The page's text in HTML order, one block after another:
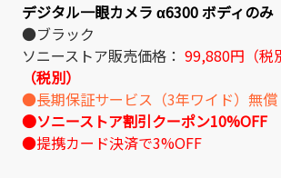
デジタル一眼カメラ α6300 ボディのみ
●ブラック
ソニーストア販売価格： 99,880円（
（税別）
●長期保証サービス（3年ワイド）無償
●ソニーストア割引クーポン10%OFF
●提携カード決済で3%OFF